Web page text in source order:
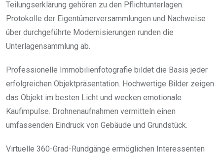
Teilungserklärung gehören zu den Pflichtunterlagen.
Protokolle der Eigentümerversammlungen und Nachweise
über durchgeführte Modernisierungen runden die
Unterlagensammlung ab.
Professionelle Immobilienfotografie bildet die Basis jeder
erfolgreichen Objektpräsentation. Hochwertige Bilder zeigen
das Objekt im besten Licht und wecken emotionale
Kaufimpulse. Drohnenaufnahmen vermitteln einen
umfassenden Eindruck von Gebäude und Grundstück.
Virtuelle 360-Grad-Rundgänge ermöglichen Interessenten